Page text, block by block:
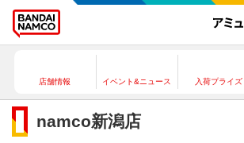
店舗情報 イベント&ニュース 入荷プライズ
namco新潟店